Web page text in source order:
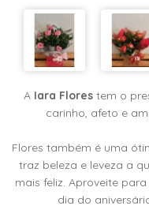
ELES
PRESENTES
TIPOS
FLORES
A Iara Florestem o
carinho, afeto e
Flores também é uma
traz beleza e leveza a
mais feliz. Aproveite
dia do